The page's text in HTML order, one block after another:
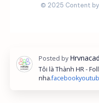
© 2025 Content by
Tôi là Thành HR -
nha.facebook